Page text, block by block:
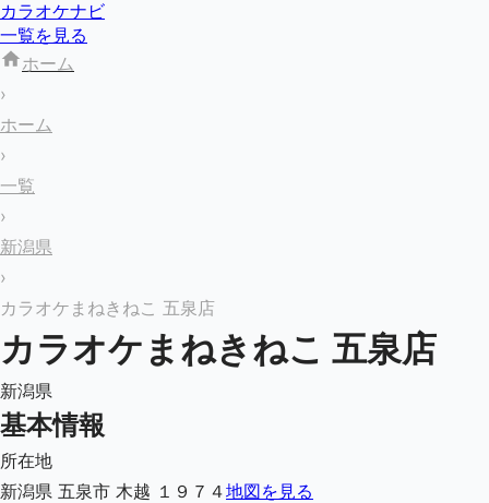
カラオケナビ
一覧を見る
ホーム
›
ホーム
›
一覧
›
新潟県
›
カラオケまねきねこ 五泉店
カラオケまねきねこ 五泉店
新潟県
基本情報
所在地
新潟県 五泉市 木越 １９７４地図を見る